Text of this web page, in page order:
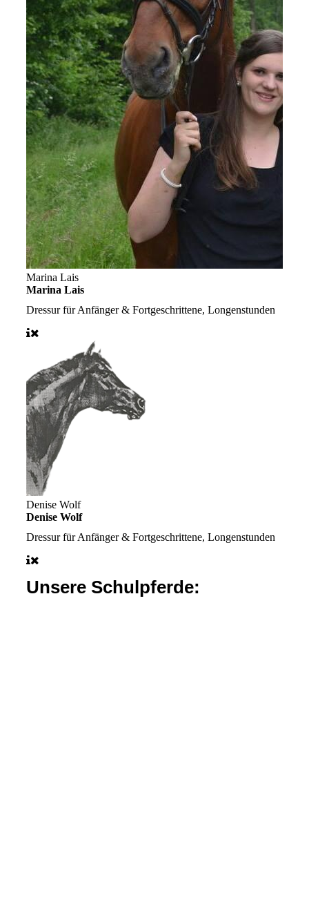
Marina Lais
Marina Lais
Dressur für Anfänger & Fortgeschrittene, Longenstunden
Denise Wolf
Denise Wolf
Dressur für Anfänger & Fortgeschrittene, Longenstunden
Unsere Schulpferde: